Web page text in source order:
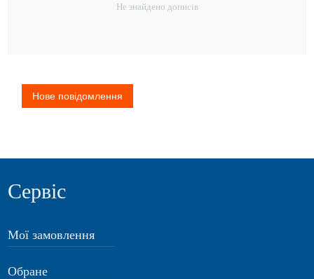
Не знайдено дописів
Нове повідомлення
Сервіс
Мої замовлення
Обране